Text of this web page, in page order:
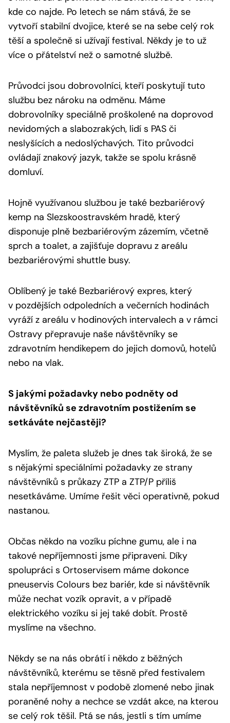
kde co najde. Po letech se nám stává, že se
vytvoří stabilní dvojice, které se na sebe celý rok
těší a společně si užívají festival. Někdy je to už
více o přátelství než o samotné službě.
Průvodci jsou dobrovolníci, kteří poskytují tuto
službu bez nároku na odměnu. Máme
dobrovolníky speciálně proškolené na doprovod
nevidomých a slabozrakých, lidí s PAS či
neslyšících a nedoslýchavých. Tito průvodci
ovládají znakový jazyk, takže se spolu krásně
domluví.
Hojně využívanou službou je také bezbariérový
kemp na Slezskoostravském hradě, který
disponuje plně bezbariérovým zázemím, včetně
sprch a toalet, a zajišťuje dopravu z areálu
bezbariérovými shuttle busy.
Oblíbený je také Bezbariérový expres, který
v pozdějších odpoledních a večerních hodinách
vyráží z areálu v hodinových intervalech a v rámci
Ostravy přepravuje naše návštěvníky se
zdravotním hendikepem do jejich domovů, hotelů
nebo na vlak.
S jakými požadavky nebo podněty od
návštěvníků se zdravotním postižením se
setkáváte nejčastěji?
Myslím, že paleta služeb je dnes tak široká, že se
s nějakými speciálními požadavky ze strany
návštěvníků s průkazy ZTP a ZTP/P příliš
nesetkáváme. Umíme řešit věci operativně, pokud
nastanou.
Občas někdo na vozíku píchne gumu, ale i na
takové nepříjemnosti jsme připraveni. Díky
spolupráci s Ortoservisem máme dokonce
pneuservis Colours bez bariér, kde si návštěvník
může nechat vozík opravit, a v případě
elektrického vozíku si jej také dobít. Prostě
myslíme na všechno.
Někdy se na nás obrátí i někdo z běžných
návštěvníků, kterému se těsně před festivalem
stala nepříjemnost v podobě zlomené nebo jinak
poraněné nohy a nechce se vzdát akce, na kterou
se celý rok těšil. Ptá se nás, jestli s tím umíme